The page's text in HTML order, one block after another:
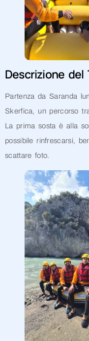
Descrizione del
Partenza da Saranda
Skerfica, un percorso
La prima sosta è alla
possibile rinfrescarsi,
scattare foto.